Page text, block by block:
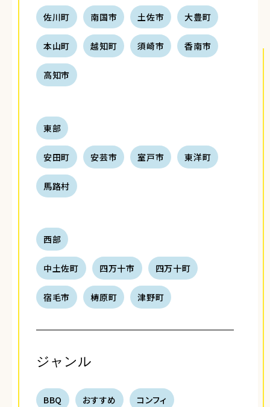
佐川町 南国市 土佐市 大豊町
本山町 越知町 須崎市 香南市
高知市
東部
安田町 安芸市 室戸市 東洋町
馬路村
西部
中土佐町 四万十市 四万十町
宿毛市 梼原町 津野町
ジャンル
BBQ おすすめ コンフィ